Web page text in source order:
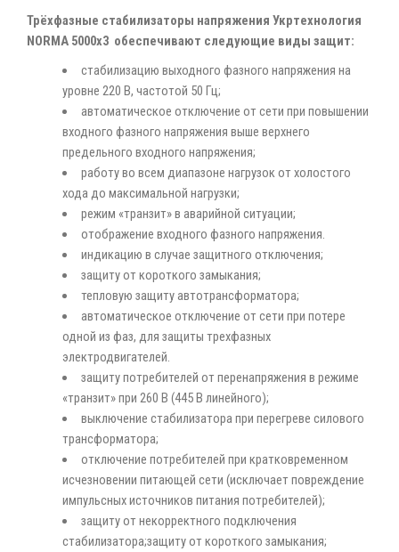
Трёхфазные стабилизаторы напряжения Укртехнология
NORMA 5000х3 обеспечивают следующие виды защит:
стабилизацию выходного фазного напряжения на
уровне 220 В, частотой 50 Гц;
автоматическое отключение от сети при повышении
входного фазного напряжения выше верхнего
предельного входного напряжения;
работу во всем диапазоне нагрузок от холостого
хода до максимальной нагрузки;
режим «транзит» в аварийной ситуации;
отображение входного фазного напряжения.
индикацию в случае защитного отключения;
защиту от короткого замыкания;
тепловую защиту автотрансформатора;
автоматическое отключение от сети при потере
одной из фаз, для защиты трехфазных
электродвигателей.
защиту потребителей от перенапряжения в режиме
«транзит» при 260 В (445 В линейного);
выключение стабилизатора при перегреве силового
трансформатора;
отключение потребителей при кратковременном
исчезновении питающей сети (исключает повреждение
импульсных источников питания потребителей);
защиту от некорректного подключения
стабилизатора;защиту от короткого замыкания;